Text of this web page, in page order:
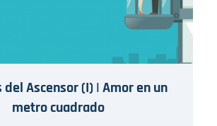
Ascensor (I) | Amor en un
metro cuadrado